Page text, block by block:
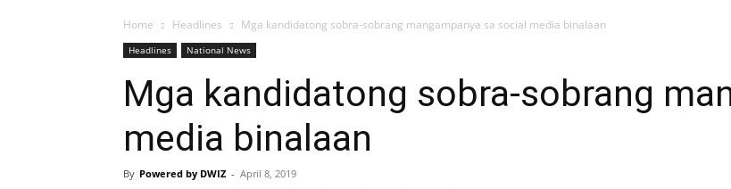
Home Headlines Mga kandidatong sobra-sobrang mangampanya sa social media binalaan
Headlines National News
Mga kandidatong sobra-sobrang
media binalaan
By Powered by DWIZ - April 8, 2019